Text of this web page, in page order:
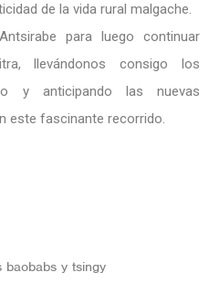
de la vida rural malgache.
para luego continuar
llevándonos consigo los
y anticipando las nuevas
este fascinante recorrido.